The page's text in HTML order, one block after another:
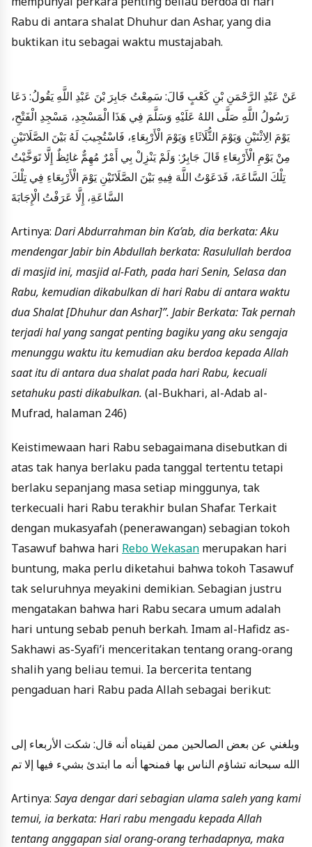
Rabu di antara shalat Dhuhur dan Ashar, yang dia
buktikan itu sebagai waktu mustajabah.
عَنْ عَبْدِ الرَّحْمَنِ بْنِ كَعْبٍ قَالَ: سَمِعْتُ جَابِرَ بْنَ عَبْدِ اللَّهِ يَقُولُ: دَعَا
رَسُولُ اللَّهِ صَلَّى اللهُ عَلَيْهِ وَسَلَّمَ فِي هَذَا الْمَسْجِدِ، مَسْجِدِ الْفَتْحِ،
يَوْمَ الِاثْنَيْنِ وَيَوْمَ الثُّلَاثَاءِ وَيَوْمَ الْأَرْبِعَاءِ، فَاسْتُجِيبَ لَهُ بَيْنَ الصَّلَاتَيْنِ
مِنْ يَوْمِ الْأَرْبِعَاءِ قَالَ جَابِرٌ: وَلَمْ يَنْزِلْ بِي أَمْرٌ مُهِمٌّ غائِظٌ إِلَّا تَوَخَّيْتُ
تِلْكَ السَّاعَةَ، فَدَعَوْتُ اللَّهَ فِيهِ بَيْنَ الصَّلَاتَيْنِ يَوْمَ الْأَرْبِعَاءِ فِي تِلْكَ
السَّاعَةِ، إِلَّا عَرَفْتُ الْإِجَابَةَ
Artinya: Dari Abdurrahman bin Ka’ab, dia berkata: Aku
mendengar Jabir bin Abdullah berkata: Rasulullah berdoa
di masjid ini, masjid al-Fath, pada hari Senin, Selasa dan
Rabu, kemudian dikabulkan di hari Rabu di antara waktu
dua Shalat [Dhuhur dan Ashar]”. Jabir Berkata: Tak pernah
terjadi hal yang sangat penting bagiku yang aku sengaja
menunggu waktu itu kemudian aku berdoa kepada Allah
saat itu di antara dua shalat pada hari Rabu, kecuali
setahuku pasti dikabulkan. (al-Bukhari, al-Adab al-
Mufrad, halaman 246)
Keistimewaan hari Rabu sebagaimana disebutkan di
atas tak hanya berlaku pada tanggal tertentu tetapi
berlaku sepanjang masa setiap minggunya, tak
terkecuali hari Rabu terakhir bulan Shafar. Terkait
dengan mukasyafah (penerawangan) sebagian tokoh
Tasawuf bahwa hari Rebo Wekasan merupakan hari
buntung, maka perlu diketahui bahwa tokoh Tasawuf
tak seluruhnya meyakini demikian. Sebagian justru
mengatakan bahwa hari Rabu secara umum adalah
hari untung sebab penuh berkah. Imam al-Hafidz as-
Sakhawi as-Syafi’i menceritakan tentang orang-orang
shalih yang beliau temui. Ia bercerita tentang
pengaduan hari Rabu pada Allah sebagai berikut:
وبلغني عن بعض الصالحين ممن لقيناه أنه قال: شكت الأربعاء إلى
الله سبحانه تشاؤم الناس بها فمنحها أنه ما ابتدئ بشيء فيها إلا تم
Artinya: Saya dengar dari sebagian ulama saleh yang kami
temui, ia berkata: Hari rabu mengadu kepada Allah
tentang anggapan sial orang-orang terhadapnya, maka